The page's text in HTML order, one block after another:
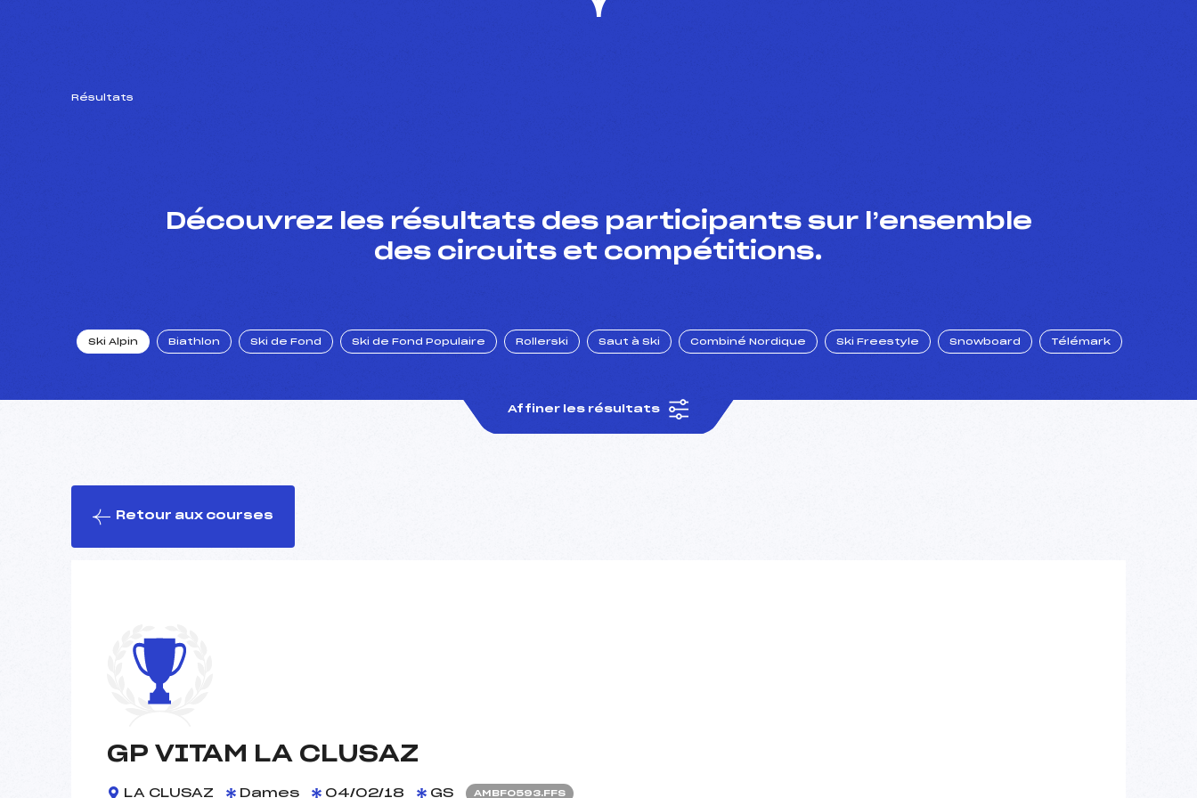
Résultats
Découvrez les résultats des participants sur l’ensemble
des circuits et compétitions.
Ski Alpin Biathlon Ski de Fond Ski de Fond Populaire Rollerski Saut à Ski Combiné Nordique Ski Freestyle Snowboard Télémark
Affiner les résultats
Retour aux courses
GP VITAM LA CLUSAZ
LA CLUSAZ Dames 04/02/18 GS AMBF0593.FFS